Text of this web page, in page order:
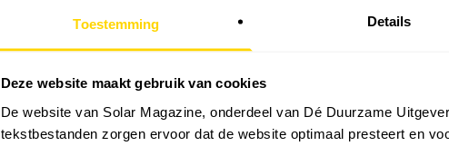
Toestemming Details
Deze website maakt gebruik van cookies
De website van Solar Magazine, onderdeel van Dé Duurzame
tekstbestanden zorgen ervoor dat de website optimaal presteert en
2026
Webinar: Toekomstige batterijprofielen: hoe
batterijgedrag in 2035 te voorspellen
2026
Sunergy Academy | SlimmeRik on Tour